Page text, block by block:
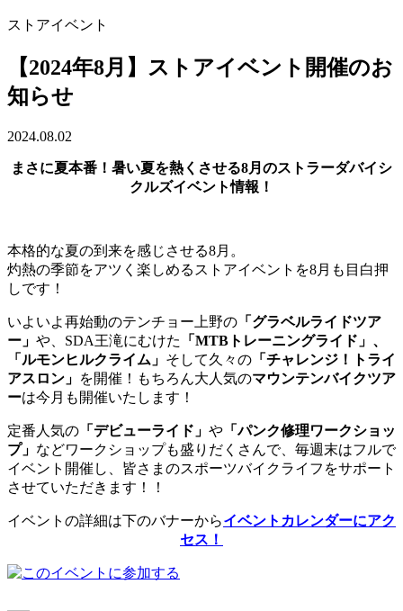
ストアイベント
【2024年8月】ストアイベント開催のお
知らせ
2024.08.02
まさに夏本番！暑い夏を熱くさせる8月のストラーダバイシ
クルズイベント情報！
本格的な夏の到来を感じさせる8月。
灼熱の季節をアツく楽しめるストアイベントを8月も目白押
しです！
いよいよ再始動のテンチョー上野の 「グラベルライドツア
ー」 や、SDA王滝にむけた
「MTBトレーニングライド」、
「ルモンヒルクライム」 そして久々の 「チャレンジ！トライ
アスロン」 を開催！もちろん大人気のマウンテンバイクツア
ーは今月も開催いたします！
定番人気の 「デビューライド」 や 「パンク修理ワークショッ
プ」 などワークショップも盛りだくさんで、毎週末はフルで
イベント開催し、皆さまのスポーツバイクライフをサポート
させていただきます！！
イベントの詳細は下のバナーからイベントカレンダーにアク
セス！